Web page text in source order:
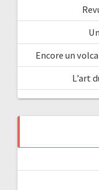
Encore un
L’art